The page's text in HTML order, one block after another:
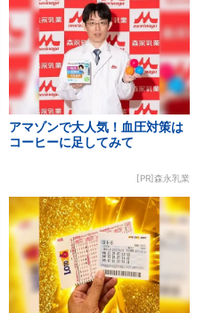
アマゾンで大人気！血圧対策は
コーヒーに足してみて
[PR]森永乳業